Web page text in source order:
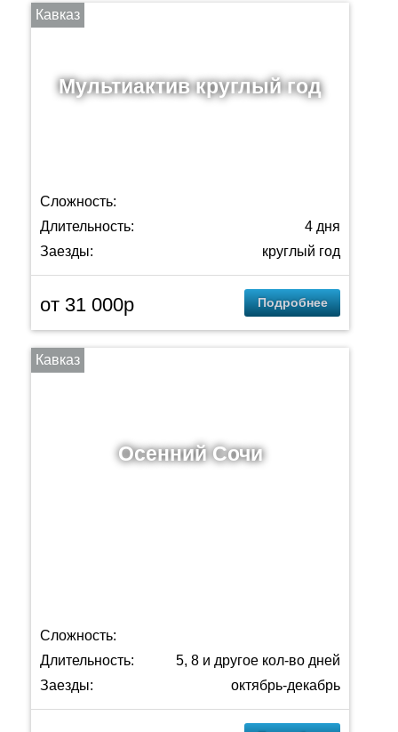
Кавказ
Мультиактив круглый год
Сложность:
Длительность:
4 дня
Заезды:
круглый год
от 31 000p Подробнее
Кавказ
Осенний Сочи
Сложность:
Длительность:
5, 8 и другое кол-во дней
Заезды:
октябрь-декабрь